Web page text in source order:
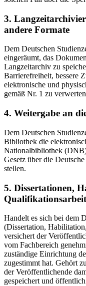
3.
andere Formate
Dem Deutschen
eingeräumt, das
Langzeitarchiv zu
Barrierefreiheit, bessere
elektronische und
gemäß Nr. 1 zu
4. Weitergabe an
Dem Deutschen
Bibliothek die
Nationalbibliothek
Gesetz über die
stellen.
5. Dissertationen,
Handelt es sich bei dem
(Dissertation,
versichert der
vom Fachbereich
zuständige Einrichtung
zugestimmt hat. Gehört
der Veröffentlichende
gespeichert und